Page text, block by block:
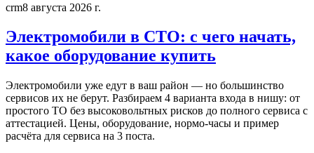
crm8 августа 2026 г.
Электромобили в СТО: с чего начать,
какое оборудование купить
Электромобили уже едут в ваш район — но большинство
сервисов их не берут. Разбираем 4 варианта входа в нишу: от
простого ТО без высоковольтных рисков до полного сервиса с
аттестацией. Цены, оборудование, нормо-часы и пример
расчёта для сервиса на 3 поста.